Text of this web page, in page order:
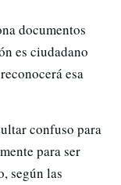
documentos
es ciudadano
esa
confuso para
para ser
según las